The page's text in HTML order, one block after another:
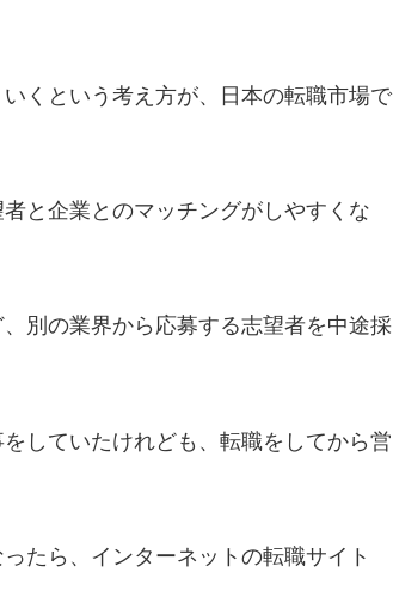
くという考え方が、日本の転職市場で
と企業とのマッチングがしやすくな
別の業界から応募する志望者を中途採
していたけれども、転職をしてから営
たら、インターネットの転職サイト